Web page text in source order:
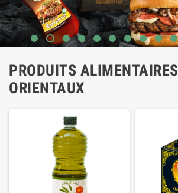
PRODUITS ALIMENTAIRES
ORIENTAUX